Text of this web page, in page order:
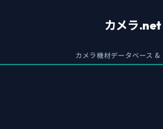
カメラ.net
カメラ機材データベース &